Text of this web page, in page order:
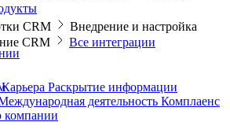
CRM
Внедрение и настройка
CRM Все интеграции
Карьера Раскрытие информации
деятельность Комплаенс
компании